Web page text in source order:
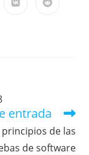
entrada
de las
de software